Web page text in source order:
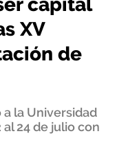
XV
de
la Universidad
24 de julio con